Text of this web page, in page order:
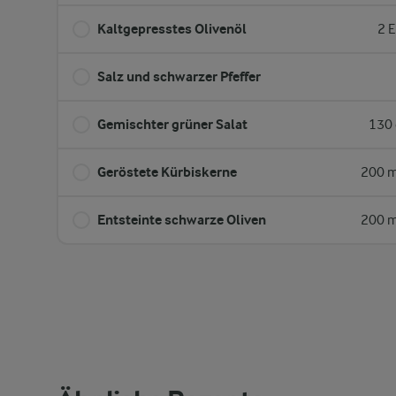
Kaltgepresstes Olivenöl 2
Salz und schwarzer Pfeffer
Gemischter grüner Salat 130
Geröstete Kürbiskerne 200
Entsteinte schwarze Oliven 200